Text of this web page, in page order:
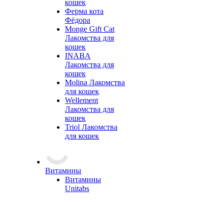
кошек
Ферма кота
Фёдора
Monge Gift Cat
Лакомства для
кошек
INABA
Лакомства для
кошек
Molina Лакомства
для кошек
Wellement
Лакомства для
кошек
Triol Лакомства
для кошек
Витамины
Витамины
Unitabs